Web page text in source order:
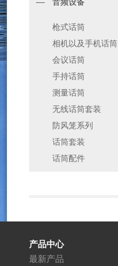
音频设备
枪式话筒
相机以及手机话筒
会议话筒
手持话筒
测量话筒
无线话筒套装
防风笼系列
话筒套装
话筒配件
产品中心
最新产品